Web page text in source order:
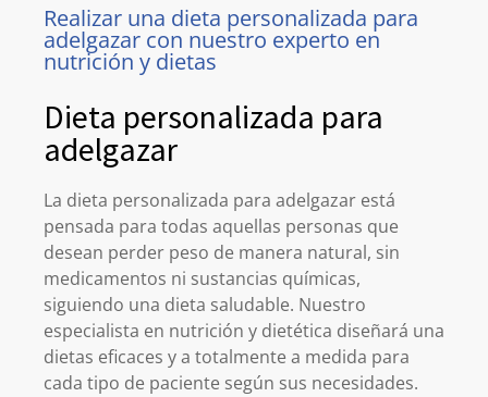
Realizar una dieta personalizada para
adelgazar con nuestro experto en
nutrición y dietas
Dieta personalizada para
adelgazar
La dieta personalizada para adelgazar está
pensada para todas aquellas personas que
desean perder peso de manera natural, sin
medicamentos ni sustancias químicas,
siguiendo una dieta saludable. Nuestro
especialista en nutrición y dietética diseñará una
dietas eficaces y a totalmente a medida para
cada tipo de paciente según sus necesidades.